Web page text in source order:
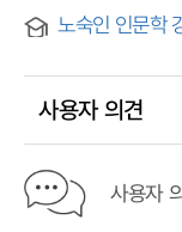
노숙인 인문학
사용자 의견
사용자